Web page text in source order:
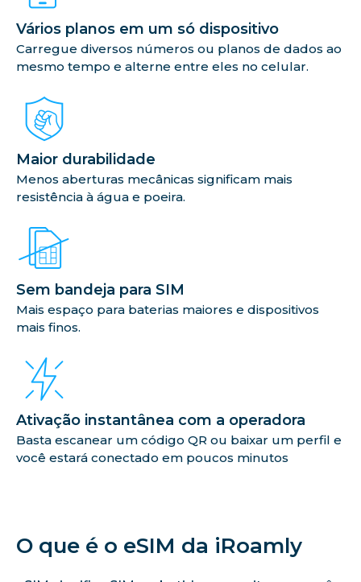
Vários planos em um só dispositivo
Carregue diversos números ou planos de dados ao
mesmo tempo e alterne entre eles no celular.
Maior durabilidade
Menos aberturas mecânicas significam mais
resistência à água e poeira.
Sem bandeja para SIM
Mais espaço para baterias maiores e dispositivos
mais finos.
Ativação instantânea com a operadora
Basta escanear um código QR ou baixar um perfil e
você estará conectado em poucos minutos
O que é o eSIM da iRoamly